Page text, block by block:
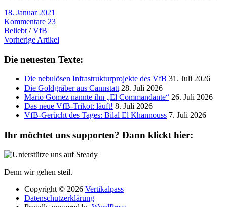
18. Januar 2021
Kommentare 23
Beliebt /VfB
Vorherige Artikel
Die neuesten Texte:
Die nebulösen Infrastrukturprojekte des VfB 31. Juli 2026
Die Goldgräber aus Cannstatt 28. Juli 2026
Mario Gomez nannte ihn „El Commandante“ 26. Juli 2026
Das neue VfB-Trikot: läuft! 8. Juli 2026
VfB-Gerücht des Tages: Bilal El Khannouss 7. Juli 2026
Ihr möchtet uns supporten? Dann klickt hier:
Denn wir gehen steil.
Copyright © 2026 Vertikalpass
Datenschutzerklärung